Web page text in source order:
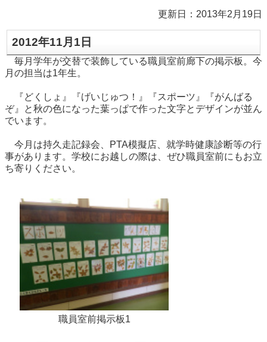
更新日：2013年2月19日
2012年11月1日
毎月学年が交替で装飾している職員室前廊下の掲示板。今
月の担当は1年生。
『どくしょ』『げいじゅつ！』『スポーツ』『がんばる
ぞ』と秋の色になった葉っぱで作った文字とデザインが並ん
でいます。
今月は持久走記録会、PTA模擬店、就学時健康診断等の行
事があります。学校にお越しの際は、ぜひ職員室前にもお立
ち寄りください。
職員室前掲示板1